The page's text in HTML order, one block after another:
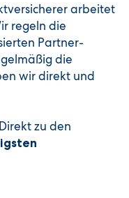
arbeitet
regeln die
Partner­
die
wir direkt und
zu den